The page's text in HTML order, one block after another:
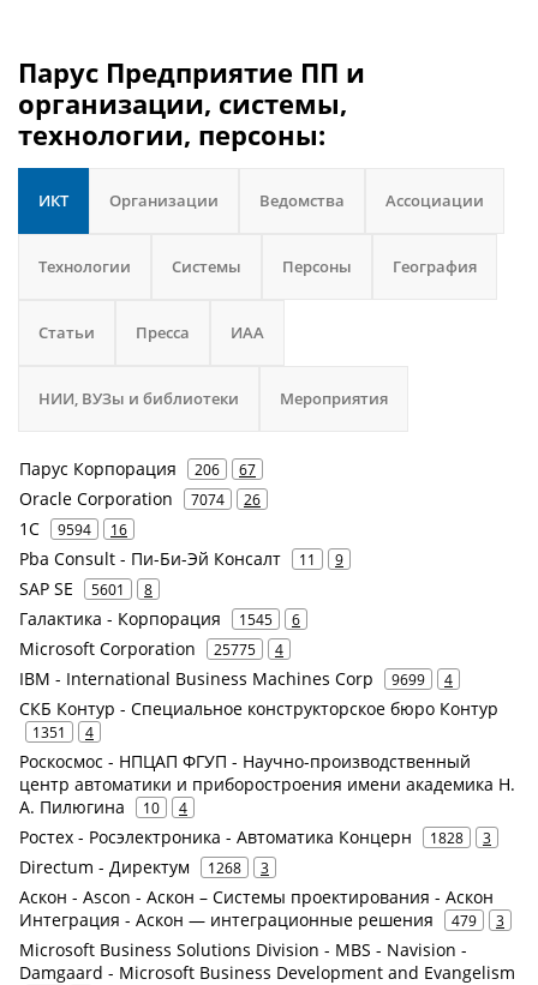
Парус Предприятие ПП и
организации, системы,
технологии, персоны:
ИКТ Организации Ведомства Ассоциации
Технологии Системы Персоны География
Статьи Пресса ИАА
НИИ, ВУЗы и библиотеки Мероприятия
Парус Корпорация 206 67
Oracle Corporation 7074 26
1С 9594 16
Pba Consult - Пи-Би-Эй Консалт 11 9
SAP SE 5601 8
Галактика - Корпорация 1545 6
Microsoft Corporation 25775 4
IBM - International Business Machines Corp 9699 4
СКБ Контур - Специальное конструкторское бюро Контур
1351 4
Роскосмос - НПЦАП ФГУП - Научно-производственный
центр автоматики и приборостроения имени академика Н.
А. Пилюгина
10 4
Ростех - Росэлектроника - Автоматика Концерн 1828 3
Directum - Директум 1268 3
Аскон - Ascon - Аскон – Системы проектирования - Аскон
Интеграция - Аскон — интеграционные решения
479 3
Microsoft Business Solutions Division - MBS - Navision -
Damgaard - Microsoft Business Development and Evangelism